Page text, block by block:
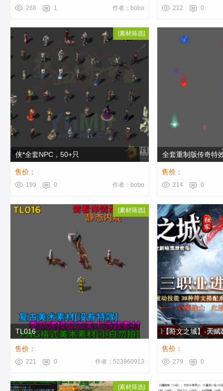
268 1 作者：bobo 212 0
[npc素材]
[素材筛选]
侠*全套NPC，50+只
售价：
199 0 作者：bobo
全套重制版传奇特
售价：
214 0
[武器素材]
[素材筛选]
TL016
售价：
221 0 作者：523960913
【符文之城】-天
成就-神器锻造-属
售价：
279 0
[传奇版本]
[素材筛选]